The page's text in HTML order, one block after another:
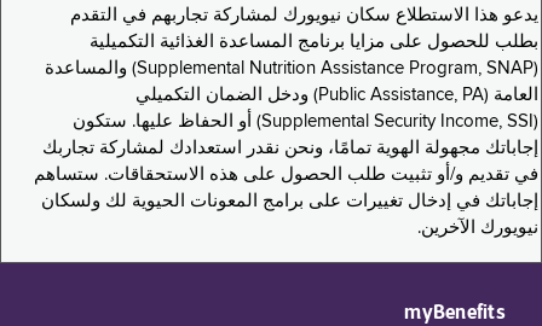
يدعو هذا الاستطلاع سكان نيويورك لمشاركة تجاربهم في التقدم
بطلب للحصول على مزايا برنامج المساعدة الغذائية التكميلية
(Supplemental Nutrition Assistance Program, SNAP) والمساعدة
العامة (Public Assistance, PA) ودخل الضمان التكميلي
(Supplemental Security Income, SSI) أو الحفاظ عليها. ستكون
إجاباتك مجهولة الهوية تمامًا، ونحن نقدر استعدادك لمشاركة تجاربك
في تقديم و/أو تثبيت طلب الحصول على هذه الاستحقاقات. ستساهم
إجاباتك في إدخال تغييرات على برامج المعونات الحيوية لك ولسكان
نيويورك الآخرين.
myBenefits